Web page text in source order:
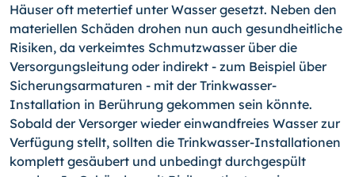
Häuser oft metertief unter Wasser gesetzt. Neben den
materiellen Schäden drohen nun auch gesundheitliche
Risiken, da verkeimtes Schmutzwasser über die
Versorgungsleitung oder indirekt - zum Beispiel über
Sicherungsarmaturen - mit der Trinkwasser-
Installation in Be­rührung gekommen sein könnte.
Sobald der Versorger wieder einwandfreies Wasser zur
Verfügung stellt, sollten die Trink­wasser-Installationen
komplett gesäubert und unbedingt durchgespült